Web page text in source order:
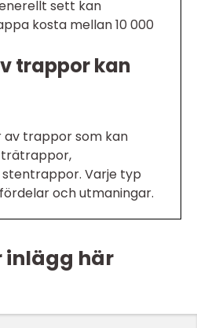
sett kan
kosta mellan 10 000
trappor kan
av trappor som kan
trätrappor,
Varje typ
och utmaningar.
inlägg här